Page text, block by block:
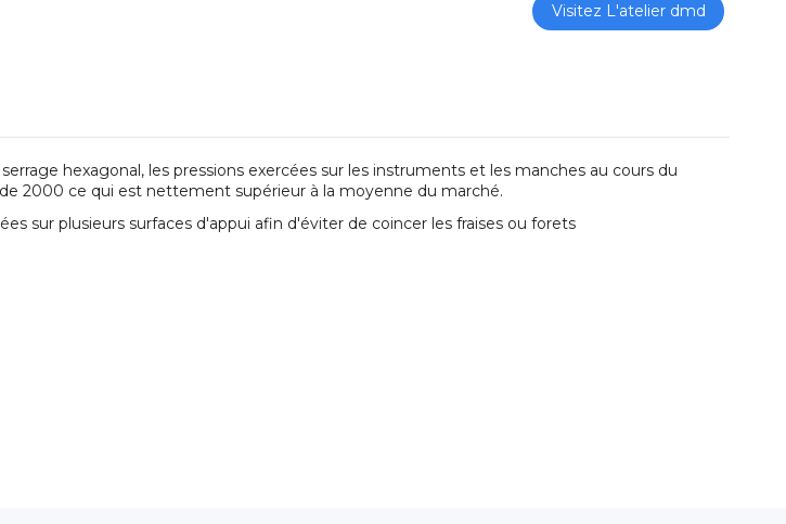
Visitez L'atelier dmd
hexagonal, les pressions exercées sur les instruments et les manches au cours du
2000 ce qui est nettement supérieur à la moyenne du marché.
sur plusieurs surfaces d'appui afin d'éviter de coincer les fraises ou forets